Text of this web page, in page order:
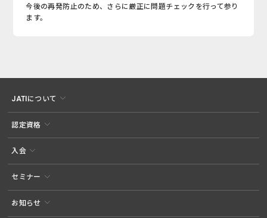
今後の再発防止のため、さらに厳正に問題チェックを行って参り
ます。
JATIについて
認定資格
入会
セミナー
お知らせ